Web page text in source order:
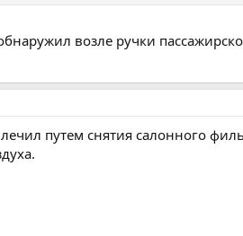
возле ручки
путем снятия салонного